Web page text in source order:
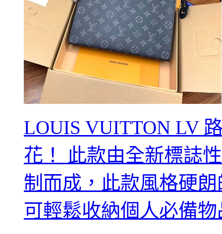
LOUIS VUITTON LV
花！ 此款由全新標誌
制而成，此款風格硬朗
可輕鬆收納個人必備